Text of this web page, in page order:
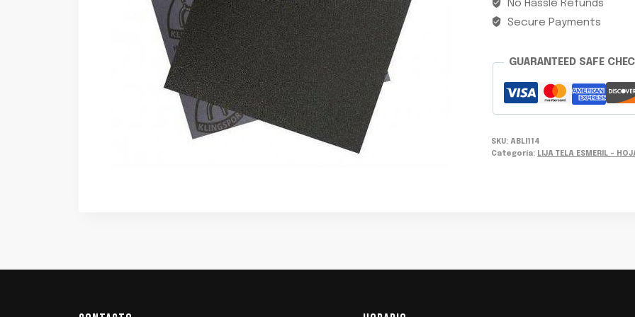
No Hassle Refunds
Secure Payments
GUARANTEED SAFE
SKU:ABLI114
Categoría: LIJA TELA ESMERIL -